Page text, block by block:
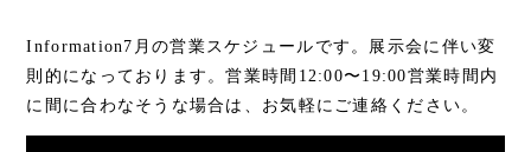
Information7月の営業スケジュールです。展示会に伴い変
則的になっております。営業時間12:00〜19:00営業時間内
に間に合わなそうな場合は、お気軽にご連絡ください。
Instagramのアカウントをフォローいただき、メ...